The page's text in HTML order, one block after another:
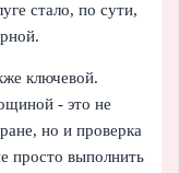
стало, по сути,
ключевой.
- это не
но и проверка
просто выполнить